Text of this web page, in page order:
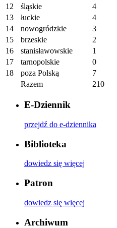
12
śląskie 4
13
łuckie 4
14
nowogródzkie 3
15
brzeskie 2
16
stanisławowskie 1
17
tarnopolskie 0
18
poza Polską 7
Razem
210
E-Dziennik
przejdź do e-dziennika
Biblioteka
dowiedz się więcej
Patron
dowiedz się więcej
Archiwum